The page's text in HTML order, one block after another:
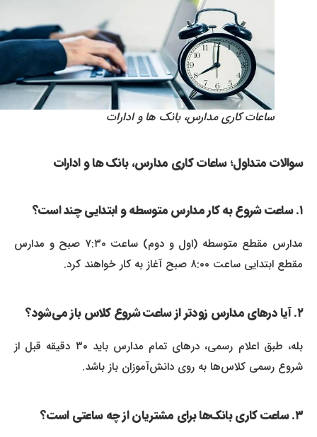
ساعات کاری مدارس، بانک ها و ادارات
سوالات متداول؛ ساعات کاری مدارس، بانک ها و ادارات
مدارس مقطع متوسطه (اول و دوم) ساعت ۷:۳۰ صبح و مدارس
مقطع ابتدایی ساعت ۸:۰۰ صبح آغاز به کار خواهند کرد.
بله، طبق اعلام رسمی، درهای تمام مدارس باید ۳۰ دقیقه قبل از
شروع رسمی کلاس‌ها به روی دانش‌آموزان باز باشد.